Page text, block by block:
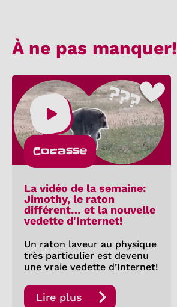
À ne pas manquer!
Cocasse
La vidéo de la semaine:
Jimothy, le raton
différent… et la nouvelle
vedette d'Internet!
Un raton laveur au physique
très particulier est devenu
une vraie vedette d’Internet!
Lire plus